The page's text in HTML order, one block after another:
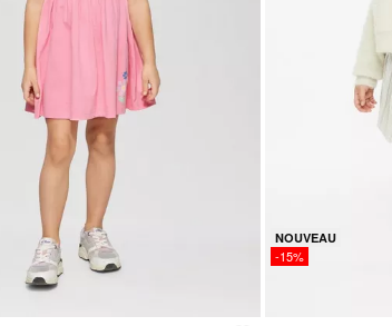
NOUVEAU
-15%